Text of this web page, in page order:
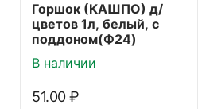
Горшок (КАШПО) д/
цветов 1л, белый, с
поддоном(Ф24)
В наличии
51.00 ₽